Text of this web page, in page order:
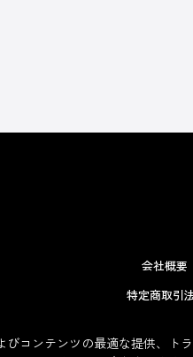
会社概要
特定商取引
コンテンツの最適な提供、ト